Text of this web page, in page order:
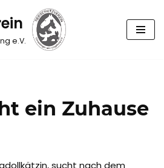
e.V.
ein Zuhause
sucht nach dem